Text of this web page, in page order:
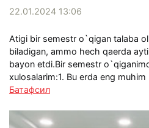
22.01.2024 13:06
Atigi bir semestr o`qigan talaba
biladigan, ammo hech qaerda
bayon etdi.Bir semestr
xulosalarim:1. Bu erda eng
Батафсил